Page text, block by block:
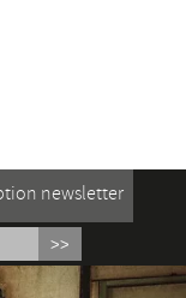
newsletter